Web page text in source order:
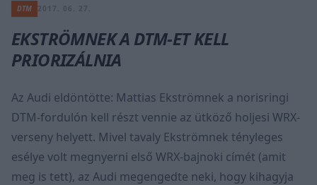
DTM
EKSTRÖMNEK A DTM-ET KELL
PRIORIZÁLNIA
Az Audi eldöntötte: Mattias Ekströmnek a norisringi
DTM-fordulón kell részt vennie az ütköző holjesi WRX-
verseny helyett. Mivel tavaly Ekströmnek tényleges
esélye volt megnyerni első WRX-bajnoki címét (amit
meg is tett), az Audi megengedte neki, hogy kihagyja